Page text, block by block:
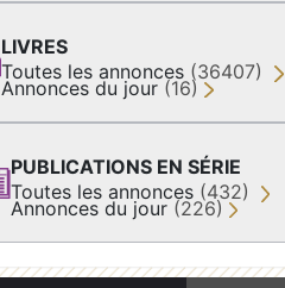
LIVRES
Toutes les annonces (36407)
Annonces du jour (16)
PUBLICATIONS EN SÉRIE
Toutes les annonces (432)
Annonces du jour (226)